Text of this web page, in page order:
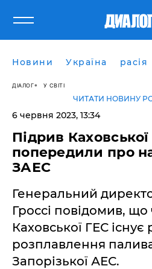
Новини Україна расія
ДІАЛОГ У СВІТІ
ЧИТАТИ НОВИНУ
6 червня 2023, 13:34
Підрив
попередили про
ЗАЕС
Генеральний
Гроссі повідомив,
Каховської ГЕС існує
розплавлення
Запорізької АЕС.